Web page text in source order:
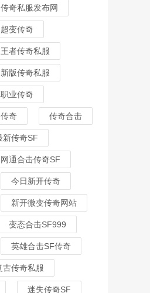
传奇私服发布网
超变传奇
王者传奇私服
新版传奇私服
业传奇
奇 传奇合击
新传奇SF
网通合击传奇SF
今日新开传奇
新开微变传奇网站
变态合击SF999
英雄合击SF传奇
古传奇私服
迷失传奇SF